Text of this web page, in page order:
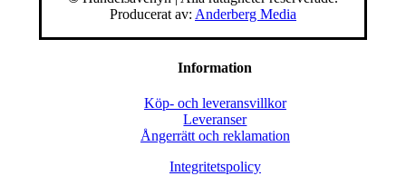
Producerat av: Anderberg Media
Information
Köp- och leveransvillkor
Leveranser
Ångerrätt och reklamation
Integritetspolicy